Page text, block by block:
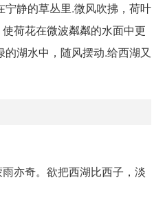
宁静的草丛里.微风吹拂，荷叶
荷花在微波粼粼的水面中更
湖水中，随风摆动.给西湖又
亦奇。欲把西湖比西子，淡